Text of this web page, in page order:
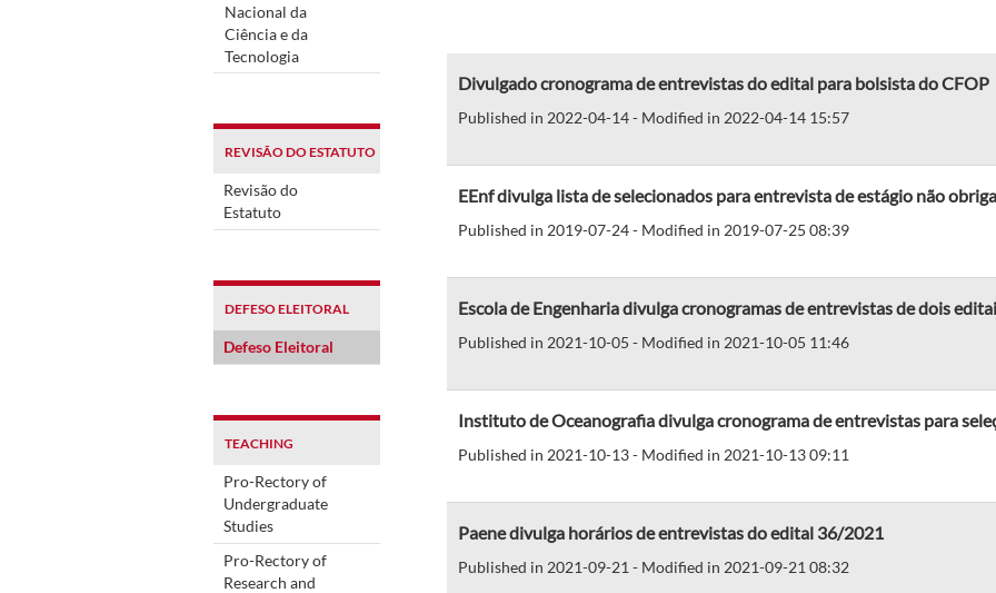
Nacional da
Ciência e da
Tecnologia
REVISÃO DO ESTATUTO
Revisão do
Estatuto
DEFESO ELEITORAL
Defeso Eleitoral
TEACHING
Pro-Rectory of
Undergraduate
Studies
Pro-Rectory of
Research and
Divulgado cronograma de entrevistas do edital para bolsista do CFOP
Published in 2022-04-14 - Modified in 2022-04-14 15:57
EEnf divulga lista de selecionados para entrevista de estágio não
Published in 2019-07-24 - Modified in 2019-07-25 08:39
Escola de Engenharia divulga cronogramas de entrevistas de dois
Published in 2021-10-05 - Modified in 2021-10-05 11:46
Instituto de Oceanografia divulga cronograma de entrevistas para
Published in 2021-10-13 - Modified in 2021-10-13 09:11
Paene divulga horários de entrevistas do edital 36/2021
Published in 2021-09-21 - Modified in 2021-09-21 08:32